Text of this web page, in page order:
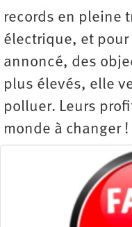
records en pleine
électrique, et
annoncé, des
plus élevés, elle
polluer. Leurs
monde à changer !